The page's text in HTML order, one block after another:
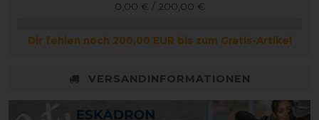
0,00 € / 200,00 €
Dir fehlen noch 200,00 EUR bis zum Gratis-Artikel
VERSANDINFORMATIONEN